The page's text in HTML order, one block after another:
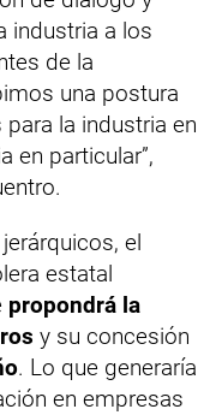
industria a los
de la
una postura
la industria en
en particular”,
el
estatal
propondrá la
y su concesión
. Lo que generaría
en empresas